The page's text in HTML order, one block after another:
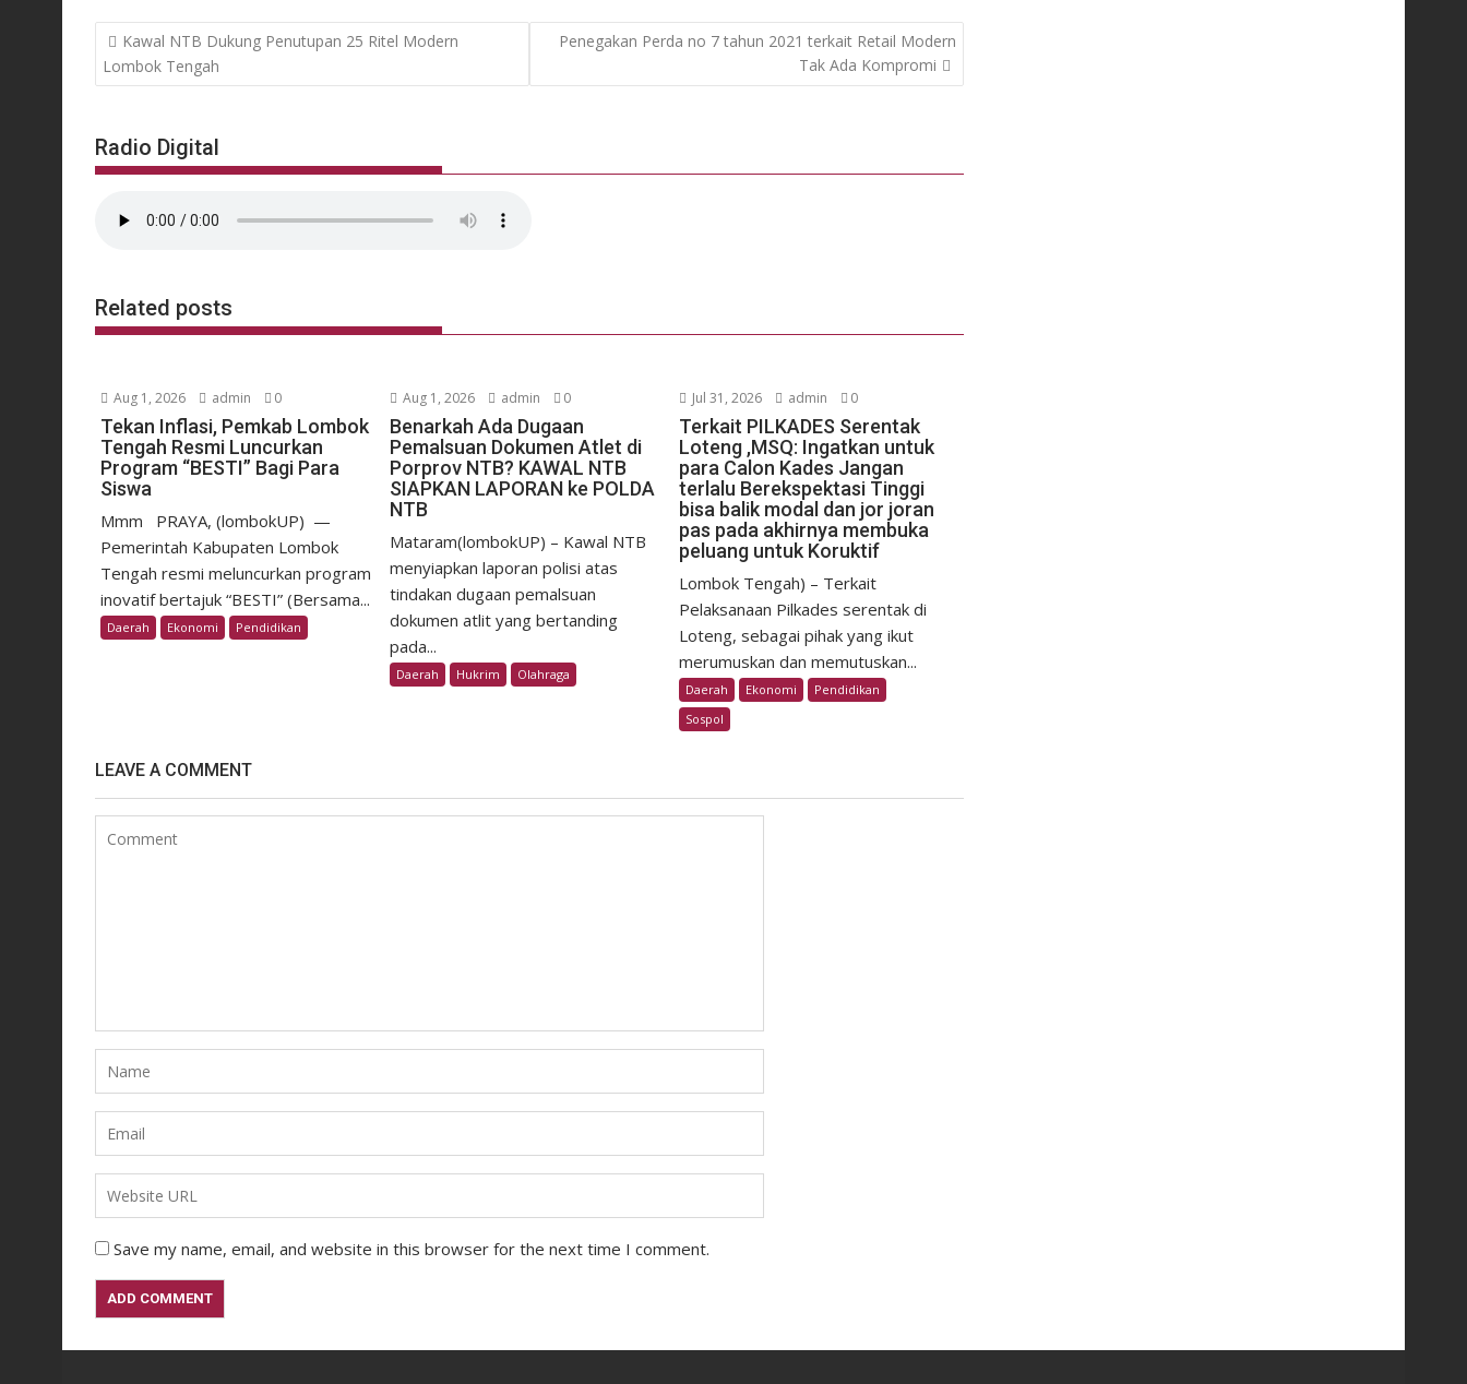
Post
navigation
Kawal NTB Dukung Penutupan 25 Ritel Modern
Lombok Tengah
Penegakan Perda no 7 tahun 2021 terkait Retail Modern
Tak Ada Kompromi
Radio Digital
Related posts
Aug 1, 2026 admin 0
Tekan Inflasi, Pemkab Lombok
Tengah Resmi Luncurkan
Program “BESTI” Bagi Para
Siswa
Mmm ​PRAYA, (lombokUP) —
Pemerintah Kabupaten Lombok
Tengah resmi meluncurkan program
inovatif bertajuk “BESTI” (Bersama...
Daerah Ekonomi Pendidikan
Aug 1, 2026 admin 0
Benarkah Ada Dugaan
Pemalsuan Dokumen Atlet di
Porprov NTB? KAWAL NTB
SIAPKAN LAPORAN ke POLDA
NTB
Mataram(lombokUP) – Kawal NTB
menyiapkan laporan polisi atas
tindakan dugaan pemalsuan
dokumen atlit yang bertanding
pada...
Daerah Hukrim Olahraga
Jul 31, 2026 admin 0
Terkait PILKADES Serentak
Loteng ,MSQ: Ingatkan untuk
para Calon Kades Jangan
terlalu Berekspektasi Tinggi
bisa balik modal dan jor joran
pas pada akhirnya membuka
peluang untuk Koruktif
Lombok Tengah) – Terkait
Pelaksanaan Pilkades serentak di
Loteng, sebagai pihak yang ikut
merumuskan dan memutuskan...
Daerah Ekonomi
Pendidikan
Sospol
LEAVE A COMMENT
Save my name, email, and website in this browser for the next time I comment.